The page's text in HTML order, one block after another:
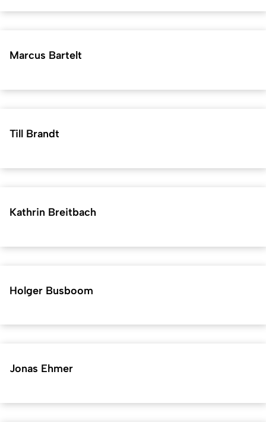
Marcus Bartelt
Till Brandt
Kathrin Breitbach
Holger Busboom
Jonas Ehmer